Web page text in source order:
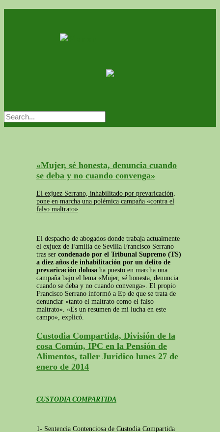
«Mujer, sé honesta, denuncia cuando
se deba y no cuando convenga»
El exjuez Serrano, inhabilitado por prevaricación,
pone en marcha una polémica campaña «contra el
falso maltrato»
El despacho de abogados donde trabaja actualmente
el exjuez de Familia de Sevilla Francisco Serrano
tras ser condenado por el Tribunal Supremo (TS)
a diez años de inhabilitación por un delito de
prevaricación dolosa ha puesto en marcha una
campaña bajo el lema «Mujer, sé honesta, denuncia
cuando se deba y no cuando convenga». El propio
Francisco Serrano informó a Ep de que se trata de
denunciar «tanto el maltrato como el falso
maltrato». «Es un resumen de mi lucha en este
campo», explicó.
Custodia Compartida, División de la
cosa Común, IPC en la Pensión de
Alimentos, taller Jurídico lunes 27 de
enero de 2014
CUSTODIA COMPARTIDA
1- Sentencia Contenciosa de Custodia Compartida